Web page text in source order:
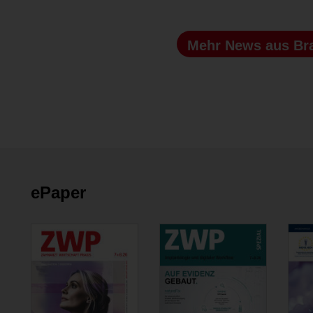
Mehr News aus
ePaper